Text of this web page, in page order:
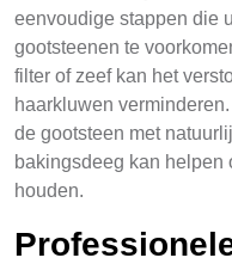
eenvoudige stappen die
gootsteenen te
filter of zeef kan het
haarkluwen
de gootsteen met
bakingsdeeg kan helpen
houden.